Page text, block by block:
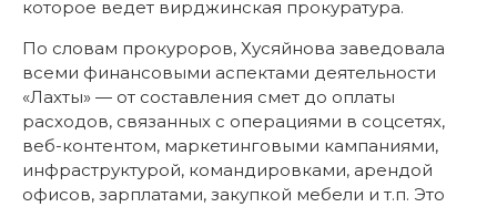
которое ведет вирджинская прокуратура.
По словам прокуроров, Хусяйнова заведовала
всеми финансовыми аспектами деятельности
«Лахты» — от составления смет до оплаты
расходов, связанных с операциями в соцсетях,
веб-контентом, маркетинговыми кампаниями,
инфраструктурой, командировками, арендой
офисов, зарплатами, закупкой мебели и т.п. Это